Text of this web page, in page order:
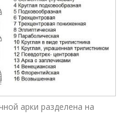
арки разделена на